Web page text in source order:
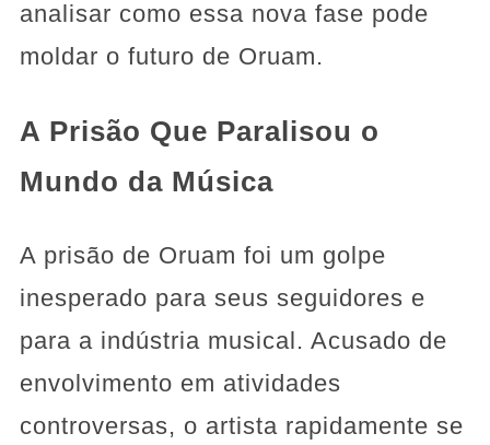
analisar como essa nova fase pode
moldar o futuro de Oruam.
A Prisão Que Paralisou o
Mundo da Música
A prisão de Oruam foi um golpe
inesperado para seus seguidores e
para a indústria musical. Acusado de
envolvimento em atividades
controversas, o artista rapidamente se